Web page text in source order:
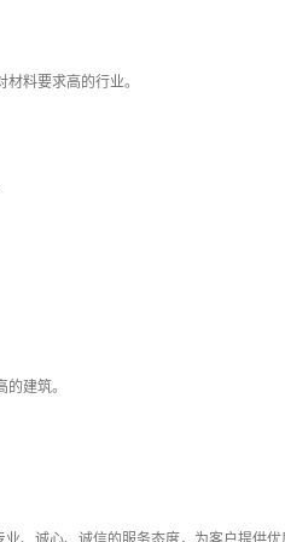
料要求高的行业。
建筑。